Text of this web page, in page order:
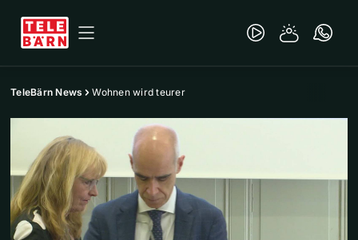
TeleBärn News Wohnen wird teurer